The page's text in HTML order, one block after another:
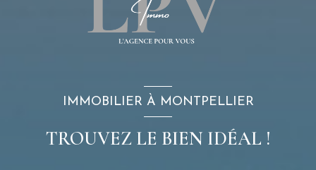
IMMOBILIER À MONTPELLIER
TROUVEZ LE BIEN IDÉAL !